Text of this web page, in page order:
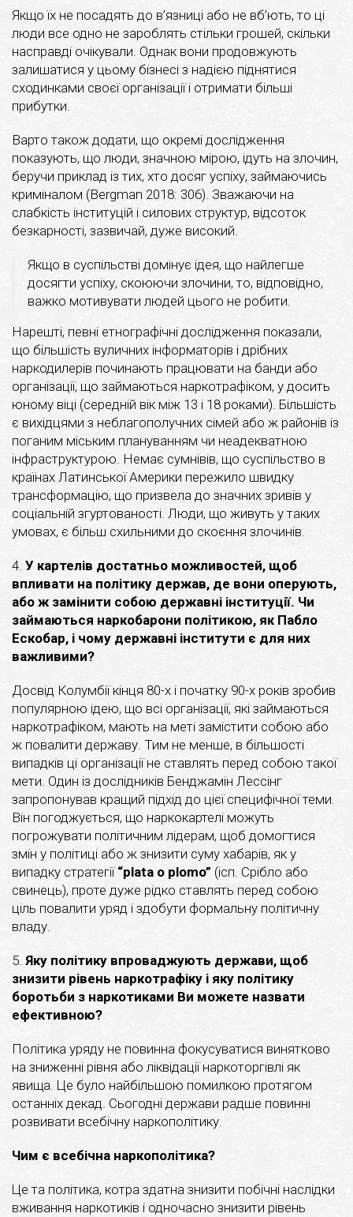
Якщо їх не посадять до в’язниці або не вб’ють, то ці
люди все одно не зароблять стільки грошей, скільки
насправді очікували. Однак вони продовжують
залишатися у цьому бізнесі з надією піднятися
сходинками своєї організації і отримати більші
прибутки.
Варто також додати, що окремі дослідження
показують, що люди, значною мірою, ідуть на злочин,
беручи приклад із тих, хто досяг успіху, займаючись
криміналом (Bergman 2018: 306). Зважаючи на
слабкість інституцій і силових структур, відсоток
безкарності, зазвичай, дуже високий.
Якщо в суспільстві домінує ідея, що найлегше
досягти успіху, скоюючи злочини, то, відповідно,
важко мотивувати людей цього не робити.
Нарешті, певні етнографічні дослідження показали,
що більшість вуличних інформаторів і дрібних
наркодилерів починають працювати на банди або
організації, що займаються наркотрафіком, у досить
юному віці (середній вік між 13 і 18 роками). Більшість
є вихідцями з неблагополучних сімей або ж районів із
поганим міським плануванням чи неадекватною
інфраструктурою. Немає сумнівів, що суспільство в
країнах Латинської Америки пережило швидку
трансформацію, що призвела до значних зривів у
соціальній згуртованості. Люди, що живуть у таких
умовах, є більш схильними до скоєння злочинів.
4. У картелів достатньо можливостей, щоб
впливати на політику держав, де вони оперують,
або ж замінити собою державні інституції. Чи
займаються наркобарони політикою, як Пабло
Ескобар, і чому державні інститути є для них
важливими?
Досвід Колумбії кінця 80-х і початку 90-х років зробив
популярною ідею, що всі організації, які займаються
наркотрафіком, мають на меті замістити собою або
ж повалити державу. Тим не менше, в більшості
випадків ці організації не ставлять перед собою такої
мети. Один із дослідників Бенджамін Лессінг
запропонував кращий підхід до цієї специфічної теми.
Він погоджується, що наркокартелі можуть
погрожувати політичним лідерам, щоб домогтися
змін у політиці або ж знизити суму хабарів, як у
випадку стратегії“plata o plomo” (ісп. Срібло або
свинець), проте дуже рідко ставлять перед собою
ціль повалити уряд і здобути формальну політичну
владу.
5. Яку політику впроваджують держави, щоб
знизити рівень наркотрафіку і яку політику
боротьби з наркотиками Ви можете назвати
ефективною?
Політика уряду не повинна фокусуватися винятково
на зниженні рівня або ліквідації наркоторгівлі як
явища. Це було найбільшою помилкою протягом
останніх декад. Сьогодні держави радше повинні
розвивати всебічну наркополітику.
Чим є всебічна наркополітика?
Це та політика, котра здатна знизити побічні наслідки
вживання наркотиків і одночасно знизити рівень